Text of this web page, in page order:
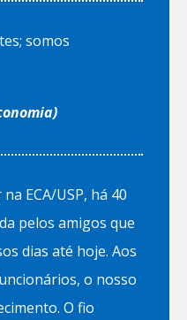
somos
ECA/USP, há 40
pelos amigos que
dias até hoje. Aos
o nosso
O fio